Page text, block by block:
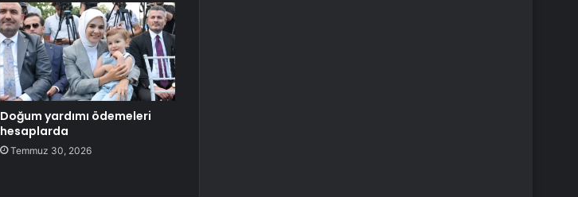
Doğum yardımı ödemeleri
hesaplarda
Temmuz 30, 2026